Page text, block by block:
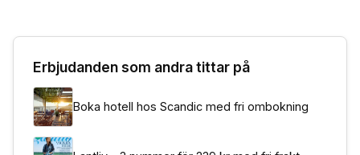
Erbjudanden som andra tittar på
Boka hotell hos Scandic med fri ombokning